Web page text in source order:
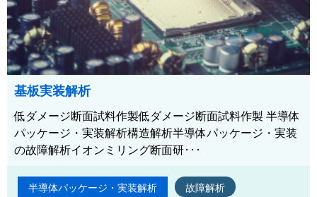
基板実装解析
低ダメージ断面試料作製低ダメージ断面試料作製 半導体
パッケージ・実装解析構造解析半導体パッケージ・実装
の故障解析イオンミリング断面研･･･
半導体パッケージ・実装解析 故障解析